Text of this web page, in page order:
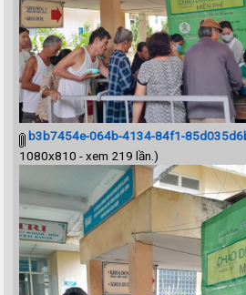
b3b7454e-064b-4134-84f1-
1080x810 - xem 219 lần.)